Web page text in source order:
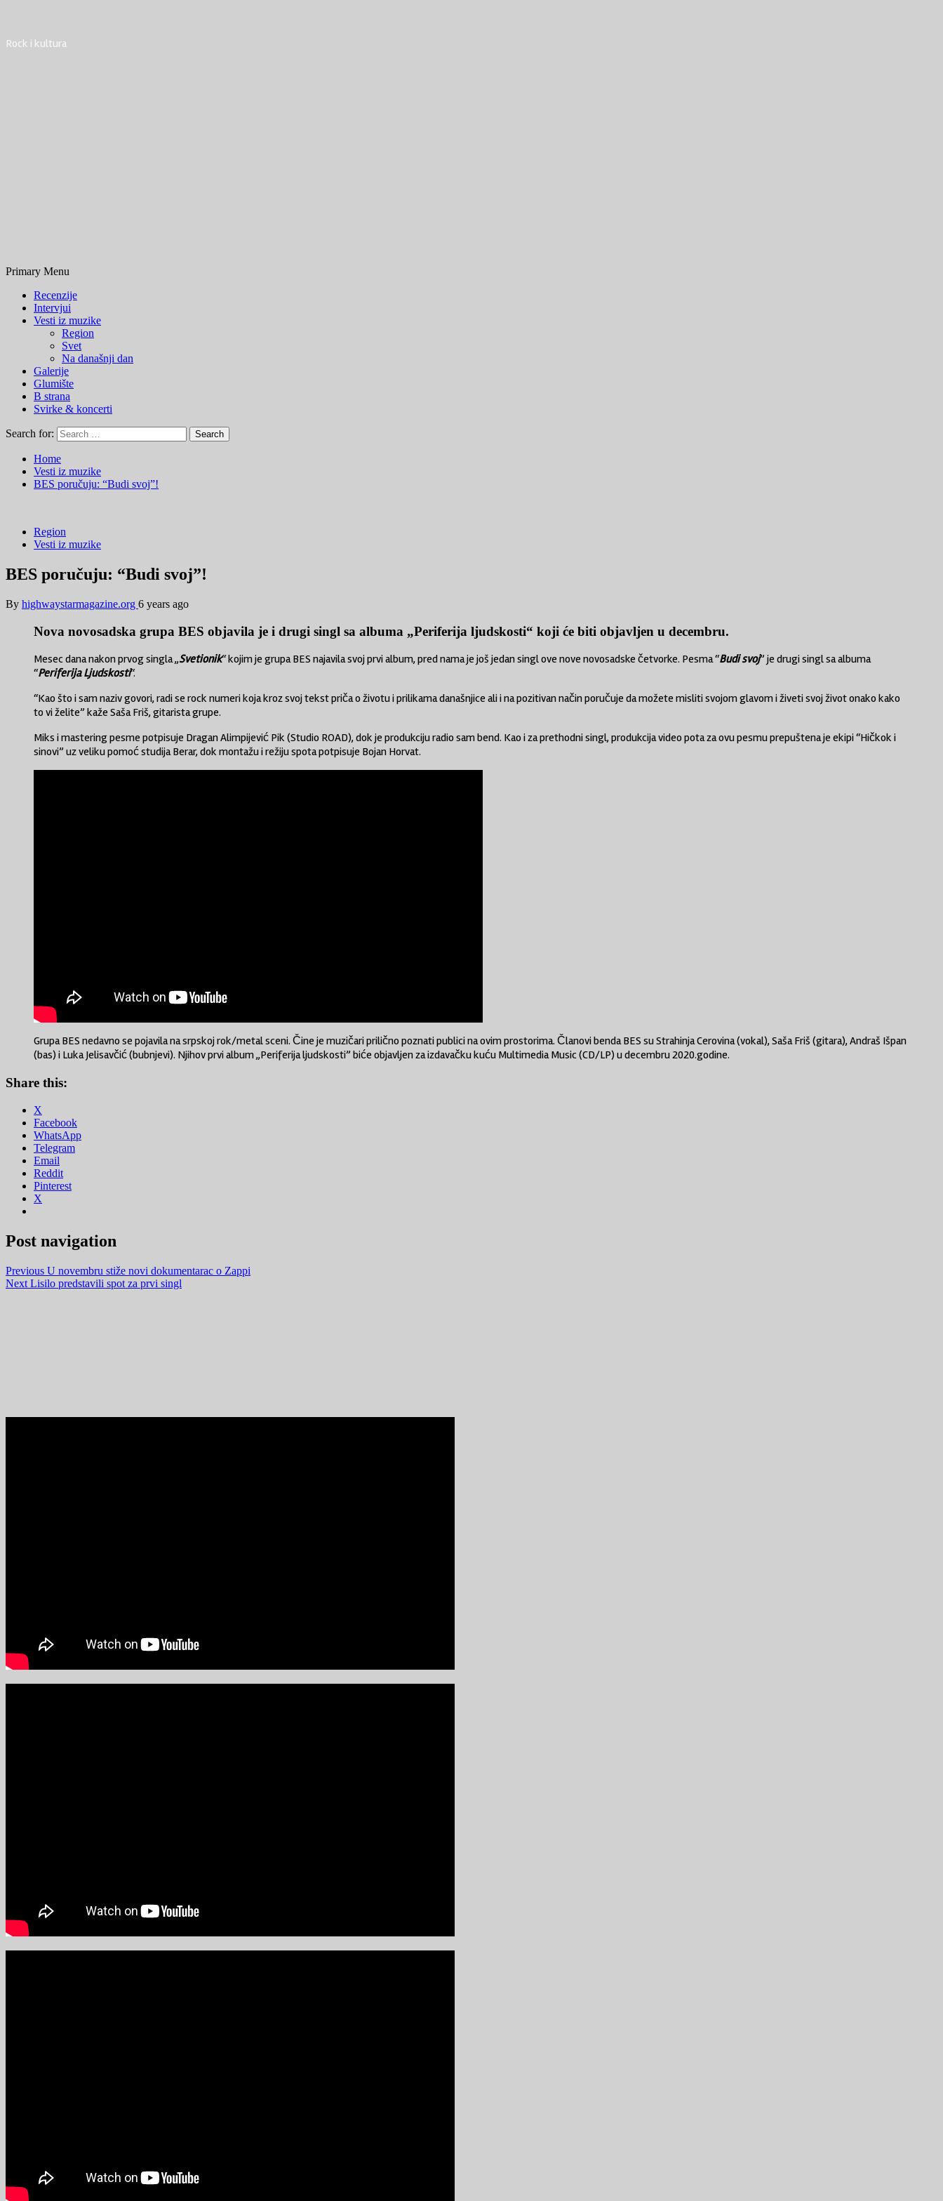
Rock i kultura
Primary Menu
Recenzije
Intervjui
Vesti iz muzike
Region
Svet
Na današnji dan
Galerije
Glumište
B strana
Svirke & koncerti
Search for:
Home
Vesti iz muzike
BES poručuju: “Budi svoj”!
Region
Vesti iz muzike
BES poručuju: “Budi svoj”!
By highwaystarmagazine.org 6 years ago
Nova novosadska grupa BES objavila je i drugi singl sa albuma „Periferija ljudskosti“ koji će biti objavljen u decembru.
Mesec dana nakon prvog singla „Svetionik“ kojim je grupa BES najavila svoj prvi album, pred nama je još jedan singl ove nove novosadske četvorke. Pesma “Budi svoj” je drugi singl sa albuma
“Periferija Ljudskosti“.
“Kao što i sam naziv govori, radi se rock numeri koja kroz svoj tekst priča o životu i prilikama današnjice ali i na pozitivan način poručuje da možete misliti svojom glavom i živeti svoj život onako kako
to vi želite” kaže Saša Friš, gitarista grupe.
Miks i mastering pesme potpisuje Dragan Alimpijević Pik (Studio ROAD), dok je produkciju radio sam bend. Kao i za prethodni singl, produkcija video pota za ovu pesmu prepuštena je ekipi “Hičkok i
sinovi” uz veliku pomoć studija Berar, dok montažu i režiju spota potpisuje Bojan Horvat.
Grupa BES nedavno se pojavila na srpskoj rok/metal sceni. Čine je muzičari prilično poznati publici na ovim prostorima. Članovi benda BES su Strahinja Cerovina (vokal), Saša Friš (gitara), Andraš Išpan
(bas) i Luka Jelisavčić (bubnjevi). Njihov prvi album „Periferija ljudskosti” biće objavljen za izdavačku kuću Multimedia Music (CD/LP) u decembru 2020.godine.
Share this:
X
Facebook
WhatsApp
Telegram
Email
Reddit
Pinterest
X
Post navigation
Previous U novembru stiže novi dokumentarac o Zappi
Next Lisilo predstavili spot za prvi singl